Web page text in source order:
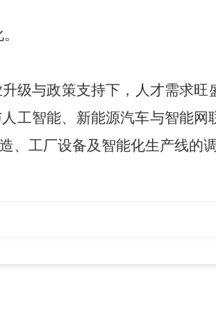
级与政策支持下，人才需求
工智能、新能源汽车与智能网
工厂设备及智能化生产线的